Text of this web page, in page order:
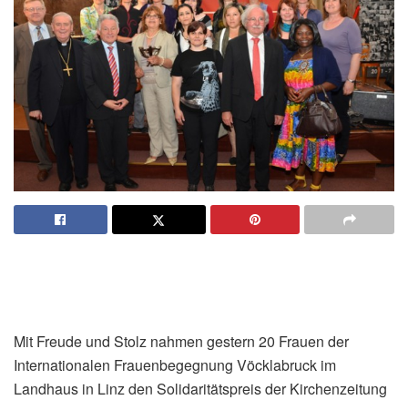
Mit Freude und Stolz nahmen gestern 20 Frauen der
Internationalen Frauenbegegnung Vöcklabruck im
Landhaus in Linz den Solidaritätspreis der Kirchenzeitung